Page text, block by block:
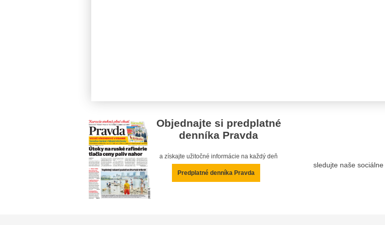
Objednajte si predplatné
denníka Pravda
a získajte užitočné informácie na každý deň
Predplatné denníka Pravda
sledujte naše sociálne